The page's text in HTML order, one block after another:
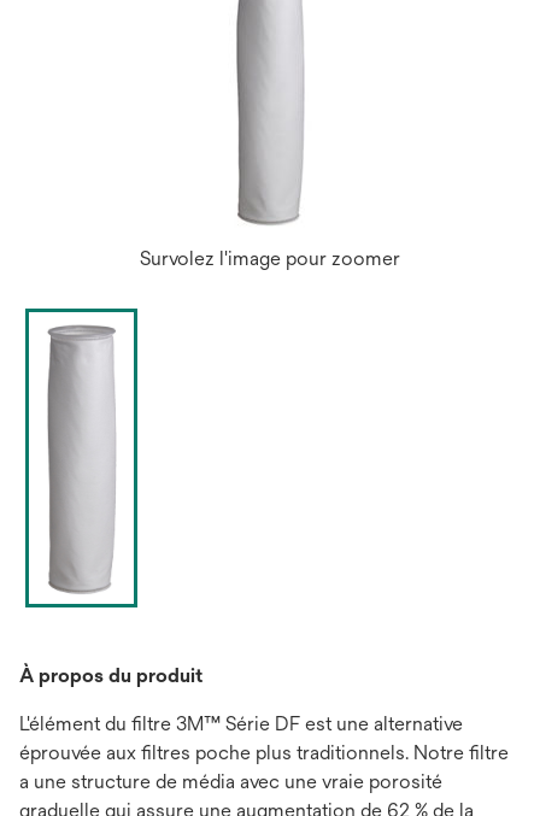
Survolez l'image pour zoomer
À propos du produit
L'élément du filtre 3M™ Série DF est une alternative
éprouvée aux filtres poche plus traditionnels. Notre filtre
a une structure de média avec une vraie porosité
graduelle qui assure une augmentation de 62 % de la